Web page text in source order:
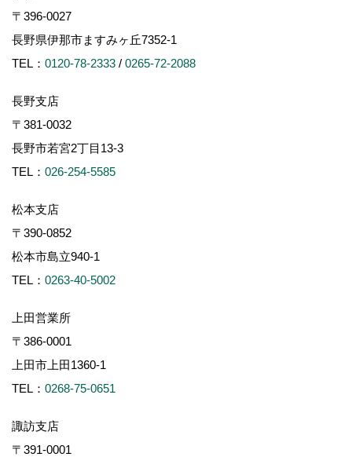
〒396-0027
長野県伊那市ますみヶ丘7352-1
TEL： 0120-78-2333 / 0265-72-2088
長野支店
〒381-0032
長野市若宮2丁目13-3
TEL： 026-254-5585
松本支店
〒390-0852
松本市島立940-1
TEL： 0263-40-5002
上田営業所
〒386-0001
上田市上田1360-1
TEL： 0268-75-0651
諏訪支店
〒391-0001